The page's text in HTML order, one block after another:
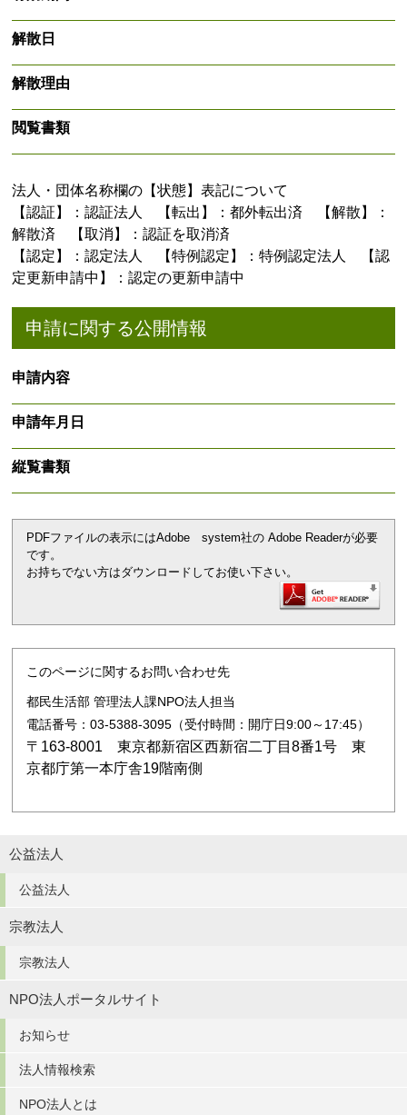
解散日
解散理由
閲覧書類
法人・団体名称欄の【状態】表記について
【認証】：認証法人 【転出】：都外転出済 【解散】：
解散済 【取消】：認証を取消済
【認定】：認定法人 【特例認定】：特例認定法人 【認
定更新申請中】：認定の更新申請中
申請に関する公開情報
申請内容
申請年月日
縦覧書類
PDFファイルの表示にはAdobe system社の Adobe Readerが必要
です。
お持ちでない方はダウンロードしてお使い下さい。
このページに関するお問い合わせ先
都民生活部 管理法人課NPO法人担当
電話番号：03-5388-3095（受付時間：開庁日9:00～17:45）
〒163-8001 東京都新宿区西新宿二丁目8番1号 東
京都庁第一本庁舎19階南側
公益法人
公益法人
宗教法人
宗教法人
NPO法人ポータルサイト
お知らせ
法人情報検索
NPO法人とは